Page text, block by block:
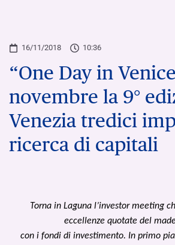
16/11/2018 10:36
“One Day in
novembre la 9°
Venezia tredici
ricerca di capitali
Torna in Laguna l’investor meeting
eccellenze quotate del
con i fondi di investimento. In primo